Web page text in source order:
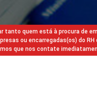
quem está à procura de
ou encarregadas(os) do
que nos contate